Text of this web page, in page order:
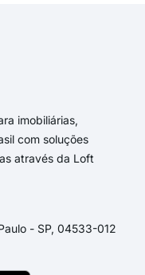
imobiliárias,
com soluções
através da Loft
- SP, 04533-012